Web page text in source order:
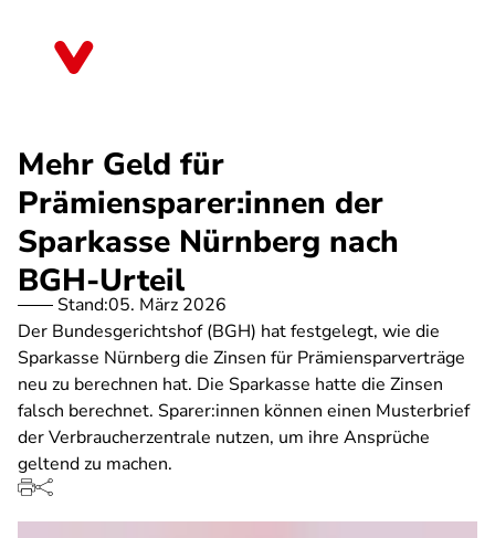
Mehr Geld für
Prämiensparer:innen der
Sparkasse Nürnberg nach
BGH-Urteil
Stand:05. März 2026
Der Bundesgerichtshof (BGH) hat festgelegt, wie die
Sparkasse Nürnberg die Zinsen für Prämiensparverträge
neu zu berechnen hat. Die Sparkasse hatte die Zinsen
falsch berechnet. Sparer:innen können einen Musterbrief
der Verbraucherzentrale nutzen, um ihre Ansprüche
geltend zu machen.